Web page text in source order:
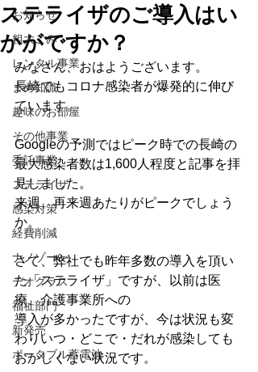
お知らせ
粗大ごみ
レンタル事業
まめ知識
趣味のお部屋
その他事業
委託事業
ステライザ
感染対策
経費削減
ナノゾーン
デオグラス
福祉部門
新発売
ポータブル蓄電池
ステライザのご導入はい
かがですか？
みなさん、おはようございます。
長崎でもコロナ感染者が爆発的に伸び
ています。
Googleの予測ではピーク時での長崎の
最大感染者数は1,600人程度と記事を拝
見しました。
来週、再来週あたりがピークでしょう
か。
さて、弊社でも昨年多数の導入を頂い
た「ステライザ」ですが、以前は医
療、介護事業所への
導入が多かったですが、今は状況も変
わりいつ・どこで・だれが感染しても
おかしくない状況です。